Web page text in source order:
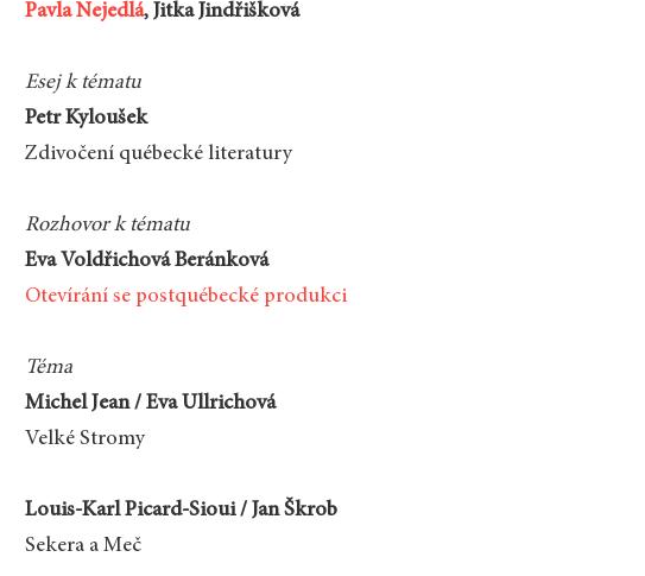
Pavla Nejedlá, Jitka Jindřišková
Esej k tématu
Petr Kyloušek
Zdivočení québecké literatury
Rozhovor k tématu
Eva Voldřichová Beránková
Otevírání se postquébecké produkci
Téma
Michel Jean / Eva Ullrichová
Velké Stromy
Louis-Karl Picard-Sioui / Jan Škrob
Sekera a Meč